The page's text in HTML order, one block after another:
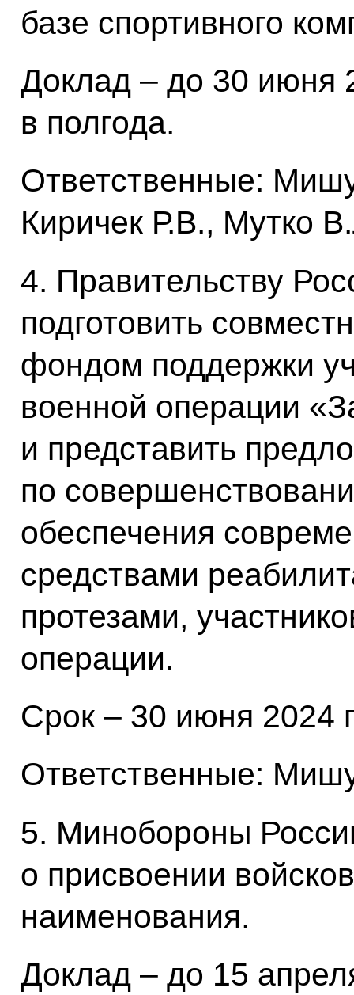
базе спортивного
Доклад – до 30 июня
в полгода.
Ответственные:
Киричек Р.В., Мутко
4. Правительству
подготовить
фондом поддержки
военной операции
и представить
по
обеспечения
средствами
протезами,
операции.
Срок – 30 июня 2024
Ответственные:
5. Минобороны
о присвоении
наименования.
Доклад – до 15